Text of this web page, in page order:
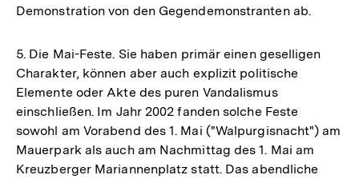
Demonstration von den Gegendemonstranten ab.
5. Die Mai-Feste. Sie haben primär einen geselligen
Charakter, können aber auch explizit politische
Elemente oder Akte des puren Vandalismus
einschließen. Im Jahr 2002 fanden solche Feste
sowohl am Vorabend des 1. Mai ("Walpurgisnacht") am
Mauerpark als auch am Nachmittag des 1. Mai am
Kreuzberger Mariannenplatz statt. Das abendliche